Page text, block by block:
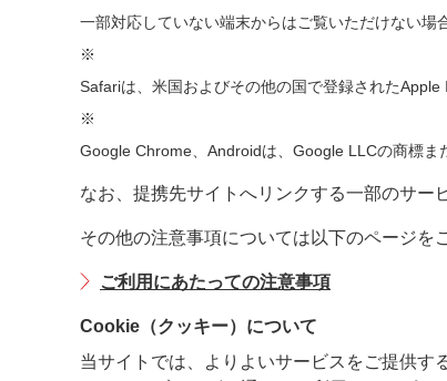
一部対応していない端末からはご覧いただけない場
※
Safariは、米国およびその他の国で登録されたApple
※
Google Chrome、Androidは、Google LLCの商標ま
なお、提携先サイトへリンクする一部のサー
その他の注意事項については以下のページを
ご利用にあたっての注意事項
Cookie（クッキー）について
当サイトでは、よりよいサービスをご提供す